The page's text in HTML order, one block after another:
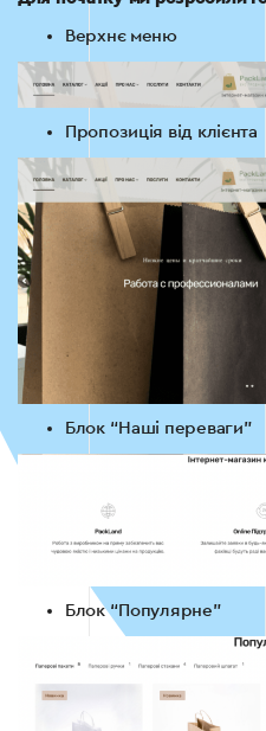
Верхнє меню
Пропозиція від клієнта
Блок “Наші переваги”
Блок “Популярне”